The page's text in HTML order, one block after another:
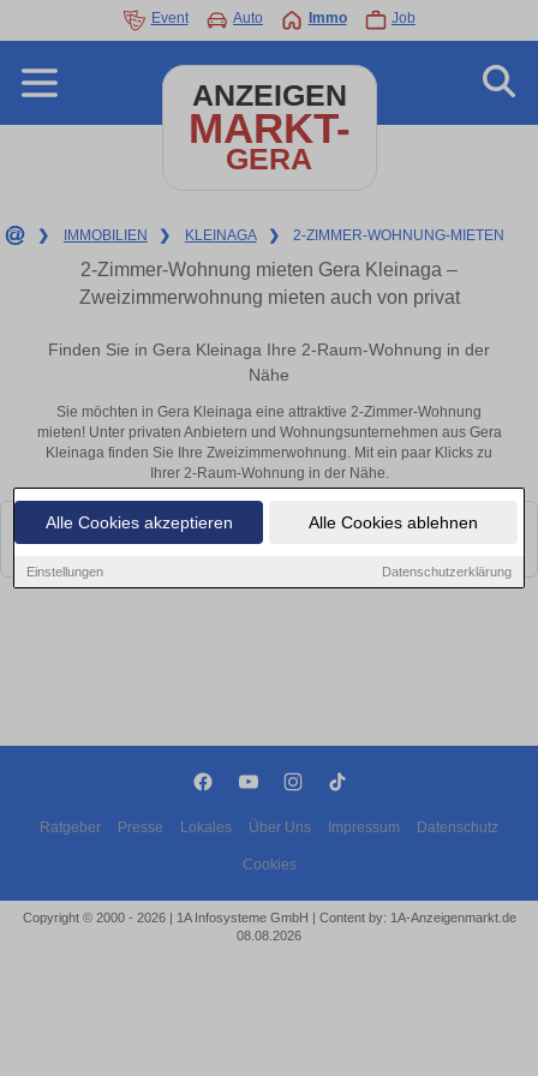
Alle Cookies akzeptieren Alle Cookies ablehnen
Einstellungen Datenschutzerklärung
Event Auto Immo Job
ANZEIGEN
MARKT-
GERA
❯ IMMOBILIEN ❯ KLEINAGA ❯ 2-ZIMMER-WOHNUNG-MIETEN
2-Zimmer-Wohnung mieten Gera Kleinaga –
Zweizimmerwohnung mieten auch von privat
Finden Sie in Gera Kleinaga Ihre 2-Raum-Wohnung in der
Nähe
Sie möchten in Gera Kleinaga eine attraktive 2-Zimmer-Wohnung
mieten! Unter privaten Anbietern und Wohnungsunternehmen aus Gera
Kleinaga finden Sie Ihre Zweizimmerwohnung. Mit ein paar Klicks zu
Ihrer 2-Raum-Wohnung in der Nähe.
Leider konnten wir derzeit keine passenden Objekte finden. Schauen Sie
bald wieder vorbei!
Ratgeber Presse Lokales Über Uns Impressum Datenschutz
Cookies
Copyright © 2000 - 2026 | 1A Infosysteme GmbH | Content by: 1A-Anzeigenmarkt.de
08.08.2026